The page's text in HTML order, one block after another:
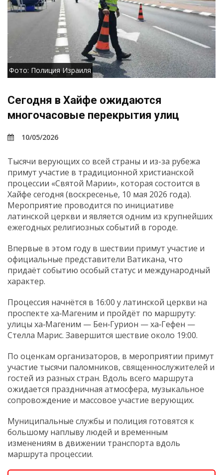
Фото: Полиция Израиля
Сегодня в Хайфе ожидаются
многочасовые перекрытия улиц
10/05/2026
Тысячи верующих со всей страны и из-за рубежа
примут участие в традиционной христианской
процессии «Святой Марии», которая состоится в
Хайфе сегодня (воскресенье, 10 мая 2026 года).
Мероприятие проводится по инициативе
латинской церкви и является одним из крупнейших
ежегодных религиозных событий в городе.
Впервые в этом году в шествии примут участие и
официальные представители Ватикана, что
придаёт событию особый статус и международный
характер.
Процессия начнётся в 16:00 у латинской церкви на
проспекте ха‑Магеним и пройдёт по маршруту:
улицы ха‑Магеним — Бен‑Гурион — ха‑Гефен —
Стелла Марис. Завершится шествие около 19:00.
По оценкам организаторов, в мероприятии примут
участие тысячи паломников, священнослужителей и
гостей из разных стран. Вдоль всего маршрута
ожидается праздничная атмосфера, музыкальное
сопровождение и массовое участие верующих.
Муниципальные службы и полиция готовятся к
большому наплыву людей и временным
изменениям в движении транспорта вдоль
маршрута процессии.